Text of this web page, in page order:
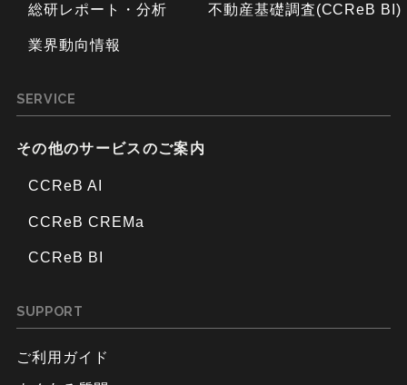
総研レポート・分析
業界動向情報
不動産基礎調査(CCReB BI)
SERVICE
その他のサービスのご案内
CCReB AI
CCReB CREMa
CCReB BI
SUPPORT
ご利用ガイド